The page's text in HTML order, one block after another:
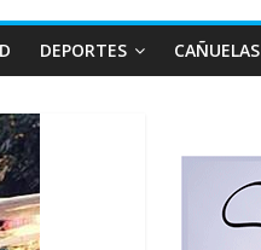
DEPORTES CAÑUELAS